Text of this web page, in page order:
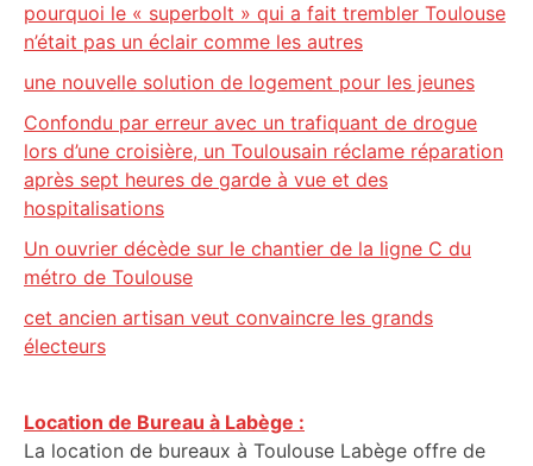
pourquoi le « superbolt » qui a fait trembler Toulouse
n’était pas un éclair comme les autres
une nouvelle solution de logement pour les jeunes
Confondu par erreur avec un trafiquant de drogue
lors d’une croisière, un Toulousain réclame réparation
après sept heures de garde à vue et des
hospitalisations
Un ouvrier décède sur le chantier de la ligne C du
métro de Toulouse
cet ancien artisan veut convaincre les grands
électeurs
Location de Bureau à Labège :
La location de bureaux à Toulouse Labège offre de